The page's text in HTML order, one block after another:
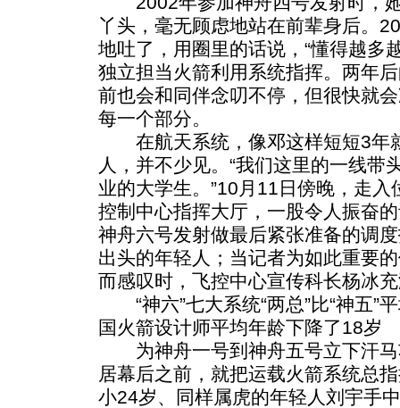
丫头，毫无顾虑地站在前辈身后。
地吐了，用圈里的话说，“懂得越多
独立担当火箭利用系统指挥。两年
前也会和同伴念叨不停，但很快就
每一个部分。
在航天系统，像邓这样短短3年
人，并不少见。“我们这里的一线带
业的大学生。”10月11日傍晚，走
控制中心指挥大厅，一股令人振奋
神舟六号发射做最后紧张准备的调
出头的年轻人；当记者为如此重要
而感叹时，飞控中心宣传科长杨冰
“神六”七大系统“两总”比“神五”
国火箭设计师平均年龄下降了18岁
为神舟一号到神舟五号立下汗马
居幕后之前，就把运载火箭系统总
小24岁、同样属虎的年轻人刘宇手